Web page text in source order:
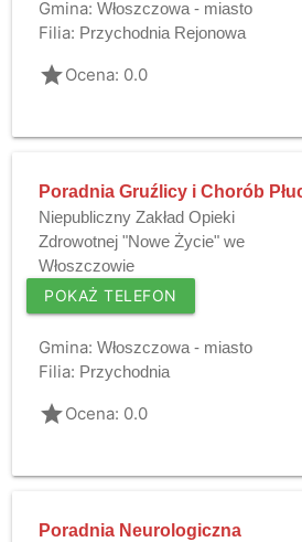
Gmina: Włoszczowa - miasto
Filia: Przychodnia Rejonowa
gradeOcena: 0.0
Poradnia Gruźlicy i Chorób
Niepubliczny Zakład Opieki
Zdrowotnej "Nowe Życie" we
Włoszczowie
POKAŻ TELEFON
Gmina: Włoszczowa - miasto
Filia: Przychodnia
gradeOcena: 0.0
Poradnia Neurologiczna